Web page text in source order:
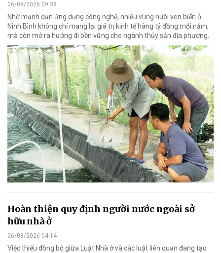
06/08/2026 09:38
Nhờ mạnh dạn ứng dụng công nghệ, nhiều vùng nuôi ven biển ở
Ninh Bình không chỉ mang lại giá trị kinh tế hàng tỷ đồng mỗi năm,
mà còn mở ra hướng đi bền vững cho ngành thủy sản địa phương.
Hoàn thiện quy định người nước ngoài sở
hữu nhà ở
06/08/2026 04:14
Việc thiếu đồng bộ giữa Luật Nhà ở và các luật liên quan đang tạo